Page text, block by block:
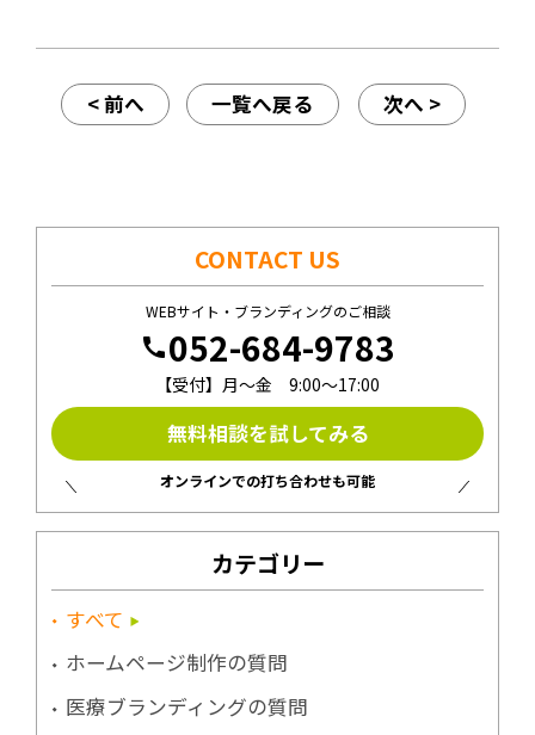
< 前へ 一覧へ戻る 次へ >
CONTACT US
WEBサイト・ブランディングのご相談
call052-684-9783
【受付】月〜金 9:00〜17:00
無料相談を試してみる
オンラインでの打ち合わせも可能
カテゴリー
すべて
ホームページ制作の質問
医療ブランディングの質問